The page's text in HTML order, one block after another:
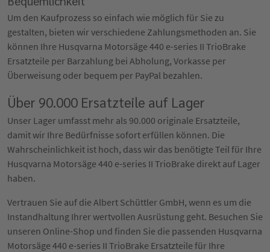
Um den Kaufprozess so einfach wie möglich für Sie zu
gestalten, bieten wir verschiedene Zahlungsmethoden an. Sie
können Ihre Husqvarna Motorsäge 440 e-series II TrioBrake
Ersatzteile per Barzahlung bei Abholung, Vorkasse per
Überweisung oder bequem per PayPal bezahlen.
Über 90.000 Ersatzteile auf Lager
Unser Lager umfasst mehr als 90.000 originale Ersatzteile,
damit wir Ihre Bedürfnisse sofort erfüllen können. Die
Wahrscheinlichkeit ist hoch, dass wir das benötigte Teil für Ihre
Husqvarna Motorsäge 440 e-series II TrioBrake direkt auf Lager
haben.
Vertrauen Sie auf die Albert Schüttler GmbH, wenn es um die
Instandhaltung Ihrer wertvollen Ausrüstung geht. Besuchen Sie
unseren Online-Shop und finden Sie die passenden Husqvarna
Motorsäge 440 e-series II TrioBrake Ersatzteile für Ihre